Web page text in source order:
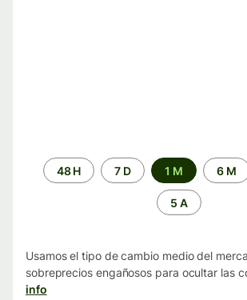
Periodo48 H 7 D 1 M 6 M
5 A
Usamos el tipo de cambio medio del
sobreprecios engañosos para ocultar las
info